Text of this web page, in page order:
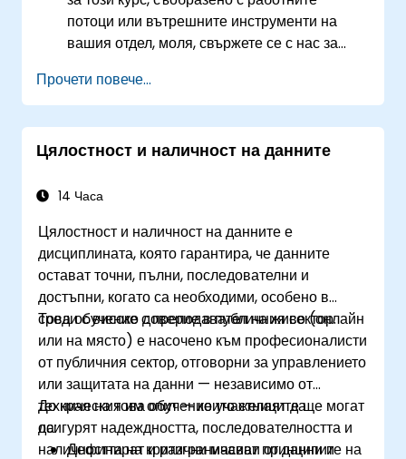
потоци или вътрешните инструменти на
вашия отдел, моля, свържете се с нас за
Прочети повече...
Цялостност и наличност на данните
14 Часа
Цялостност и наличност на данните е
дисциплината, която гарантира, че данните
остават точни, пълни, последователни и
достъпни, когато са необходими, особено в
среди с високо доверие в публичния сектор.
Това обучение с преподавател на живо (онлайн
или на място) е насочено към професионалисти
от публичния сектор, отговорни за управлението
или защитата на данни — независимо от
техническия им опит — които желаят да
осигурят надеждността, последователността и
наличността на критични масиви от данни и
До края на това обучение участниците ще могат
да:
Дефинират и разграничават принципите на